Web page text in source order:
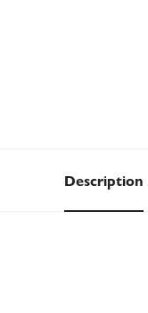
Description